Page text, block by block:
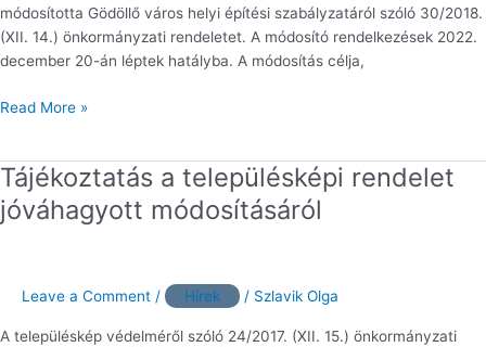
módosította Gödöllő város helyi építési szabályzatáról szóló 30/2018.
(XII. 14.) önkormányzati rendeletet. A módosító rendelkezések 2022.
december 20-án léptek hatályba. A módosítás célja,
Read More »
Tájékoztatás a településképi rendelet
jóváhagyott módosításáról
Leave a Comment / Hírek / Szlavik Olga
A településkép védelméről szóló 24/2017. (XII. 15.) önkormányzati
Tájékoztatás
a
településképi
módosításáról